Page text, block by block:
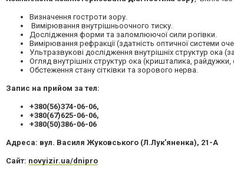
Визначення гостроти зору.
Вимірювання внутрішньоочного тиску.
Дослідження форми та заломлюючої сили рогівки.
Вимірювання рефракції (здатність оптичної системи
Ультразвукові дослідження внутрішніх структур ока
Огляд внутрішніх структур ока (кришталика, райдужки,
Обстеження стану сітківки та зорового нерва.
Запис на прийом за тел:
+380(56)374-06-06,
+380(67)625-06-06,
+380(50)386-06-06
Адреса: вул. Василя Жуковського (Л.Лук'яненка), 21-А
Сайт: novyizir.ua/dnipro